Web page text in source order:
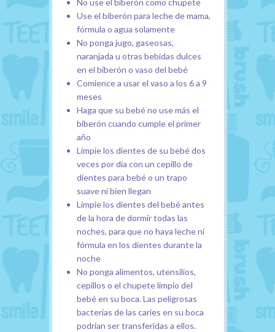
No use el biberón como chupete
Use el biberón para leche de mama,
fórmula o agua solamente
No ponga jugo, gaseosas,
naranjada u otras bebidas dulces
en el biberón o vaso del bebé
Comience a usar el vaso a los 6 a 9
meses
Haga que su bebé no use más el
biberón cuando cumple el primer
año
Limpie los dientes de su bebé dos
veces por día con un cepillo de
dientes para bebé o un trapo
suave ni bien llegan
Limpie los dientes del bebé antes
de la hora de dormir todas las
noches, para que no haya leche ni
fórmula en los dientes durante la
noche
No ponga alimentos, utensilios,
cepillos o el chupete limpio del
bebé en su boca. Las peligrosas
bacterias de las caries en su boca
podrían ser transferidas a ellos.